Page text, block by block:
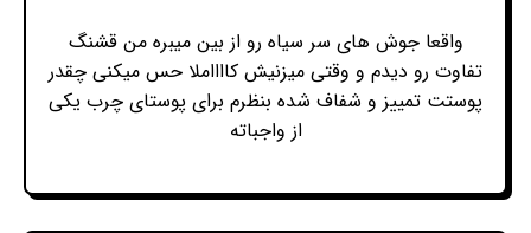
واقعا جوش های سر سیاه رو از بین میبره من قشنگ
تفاوت رو دیدم و وقتی میزنیش کااااملا حس میکنی چقدر
پوستت تمییز و شفاف شده بنظرم برای پوستای چرب یکی
از واجباته